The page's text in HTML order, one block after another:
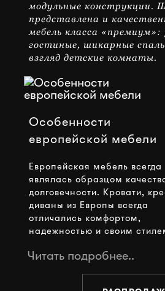
модульные конструкции.
представлена и
мебель класса «премиум»:
гостиные, шикарные
взгляд детские комнаты.
Особенности
европейской мебели
Европейская мебель всегда
являлась образцом
долговечности. Кровати,
диваны из Европы всегда
отличались комфортом,
надежностью и своим
Читать подробнее..